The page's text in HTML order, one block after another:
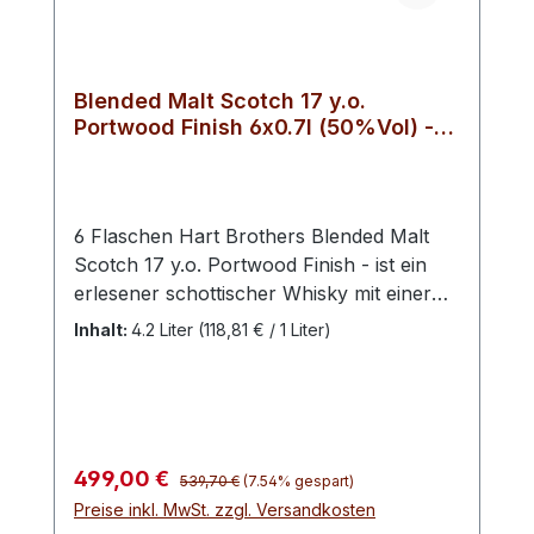
Blended Malt Scotch 17 y.o.
Portwood Finish 6x0.7l (50%Vol) -
6 Flaschen Hart Brothers Blended Malt
Scotch 17 y.o. Portwood Finish - ist ein
erlesener schottischer Whisky mit einer
Reifezeit von 17 Jahren. Abgefüllt mit
Besondere an dieser Edition ist das
Portwood Finish, das dem Whisky
Inhalt: 4.2 Liter (118,81 € / 1 Liter)
Verkaufspreis:
499,00 € Regulärer Preis:
539,70 € (7.54% gespart)
Preise inkl. MwSt. zzgl. Versandkosten